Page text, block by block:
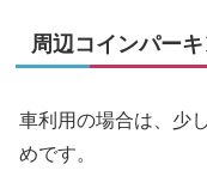
周辺コインパー
車利用の場合は、少
めです。